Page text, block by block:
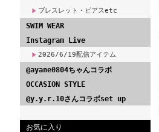
ブレスレット・ピアスetc
SWIM WEAR
Instagram Live
2026/6/19配信アイテム
@ayane0804ちゃんコラボ
OCCASION STYLE
@y.y.r.10さんコラボset up
お気に入り